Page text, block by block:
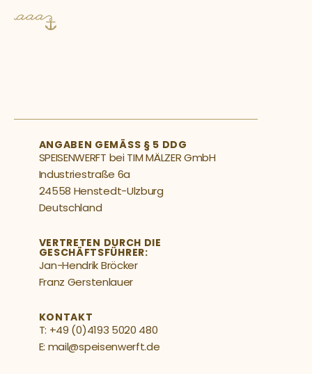
ANGABEN GEMÄSS § 5 DDG
SPEISENWERFT bei TIM MÄLZER GmbH
Industriestraße 6a
24558 Henstedt-Ulzburg
Deutschland
VERTRETEN DURCH DIE
GESCHÄFTSFÜHRER:
Jan-Hendrik Bröcker
Franz Gerstenlauer
KONTAKT
T: +49 (0)4193 5020 480
E: mail@speisenwerft.de